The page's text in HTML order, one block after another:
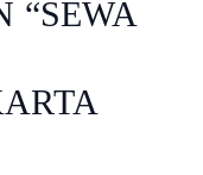
“SEWA